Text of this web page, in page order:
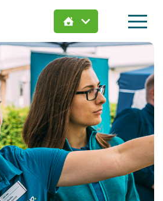
Immobilie
Leben ein.